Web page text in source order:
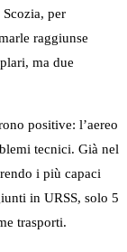
per
raggiunse
ma due
positive: l’aereo
tecnici. Già nel
i più capaci
in URSS, solo 5
trasporti.